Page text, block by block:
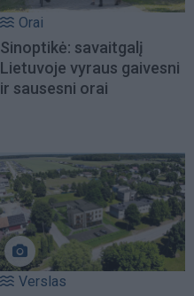
Orai
Sinoptikė: savaitgalį
Lietuvoje vyraus gaivesni
ir sausesni orai
Verslas